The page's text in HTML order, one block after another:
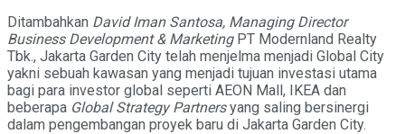
Ditambahkan David Iman Santosa, Managing Director
Business Development & MarketingPT Modernland Realty
Tbk., Jakarta Garden City telah menjelma menjadi Global City
yakni sebuah kawasan yang menjadi tujuan investasi utama
bagi para investor global seperti AEON Mall, IKEA dan
beberapa Global Strategy Partnersyang saling bersinergi
dalam pengembangan proyek baru di Jakarta Garden City.